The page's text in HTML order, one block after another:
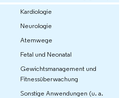
Kardiologie
Neurologie
Atemwege
Fetal und Neonatal
Gewichtsmanagement und
Fitnessüberwachung
Sonstige Anwendungen (u. a.